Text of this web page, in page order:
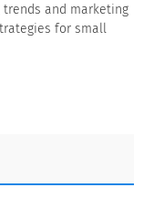
and marketing
for small